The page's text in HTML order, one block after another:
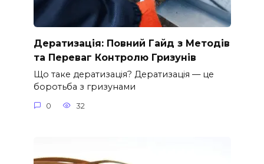
Дератизація: Повний Гайд з Методів
та Переваг Контролю Гризунів
Що таке дератизація? Дератизація — це
боротьба з гризунами
0 32